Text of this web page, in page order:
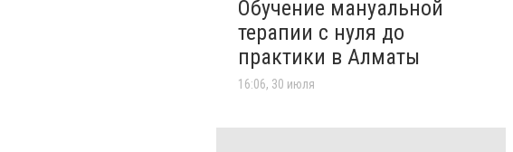
Обучение мануальной
терапии с нуля до
практики в Алматы
16:06, 30 июля